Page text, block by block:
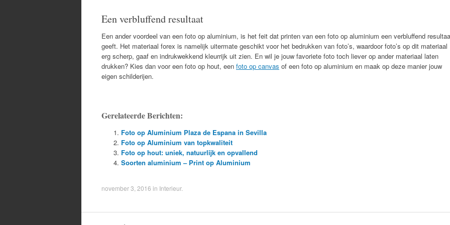
Een verbluffend resultaat
Een ander voordeel van een foto op aluminium, is het feit dat printen van een foto op aluminium een verbluffend
geeft. Het materiaal forex is namelijk uitermate geschikt voor het bedrukken van foto’s, waardoor foto’s op dit materiaal
erg scherp, gaaf en indrukwekkend kleurrijk uit zien. En wil je jouw favoriete foto toch liever op ander materiaal laten
drukken? Kies dan voor een foto op hout, een foto op canvas of een foto op aluminium en maak op deze manier jouw
eigen schilderijen.
Gerelateerde Berichten:
Foto op Aluminium Plaza de Espana in ‪Sevilla‬
Foto op Aluminium van topkwaliteit
Foto op hout: uniek, natuurlijk en opvallend
Soorten aluminium – Print op Aluminium
november 3, 2016 in Interieur.